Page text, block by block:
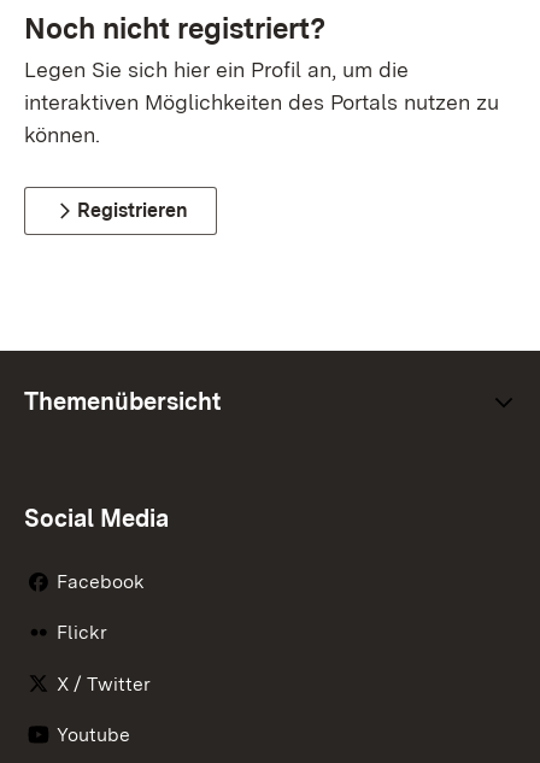
Noch nicht registriert?
Legen Sie sich hier ein Profil an, um die
interaktiven Möglichkeiten des Portals nutzen zu
können.
Registrieren
Themenübersicht
Social Media
Facebook
Flickr
X / Twitter
Youtube